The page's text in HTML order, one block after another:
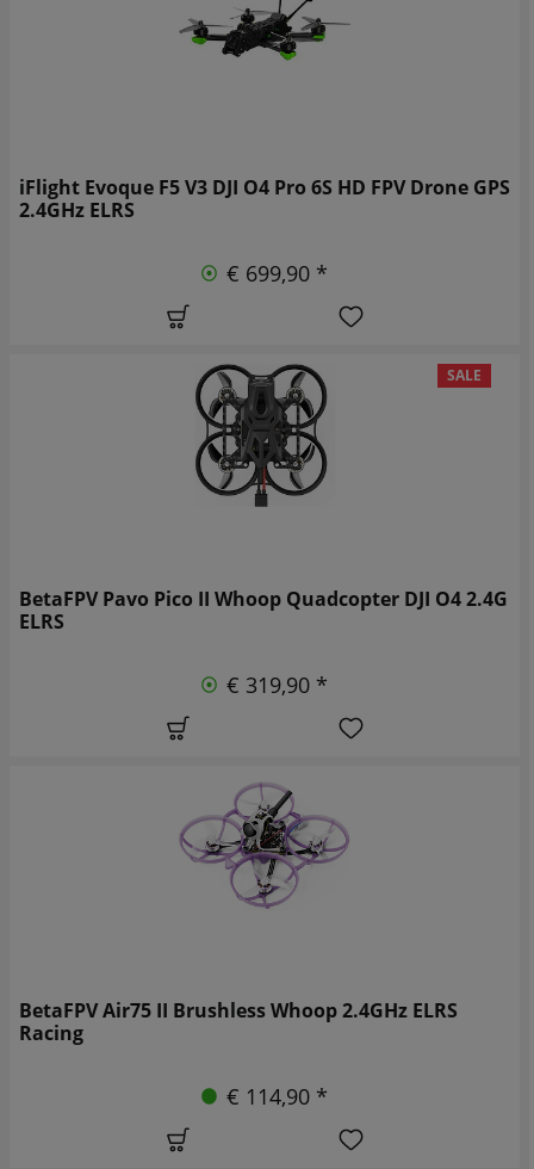
iFlight Evoque F5 V3 DJI O4 Pro 6S HD FPV Drone GPS
2.4GHz ELRS
€ 699,90 *
SALE
BetaFPV Pavo Pico II Whoop Quadcopter DJI O4 2.4G
ELRS
€ 319,90 *
BetaFPV Air75 II Brushless Whoop 2.4GHz ELRS
Racing
€ 114,90 *